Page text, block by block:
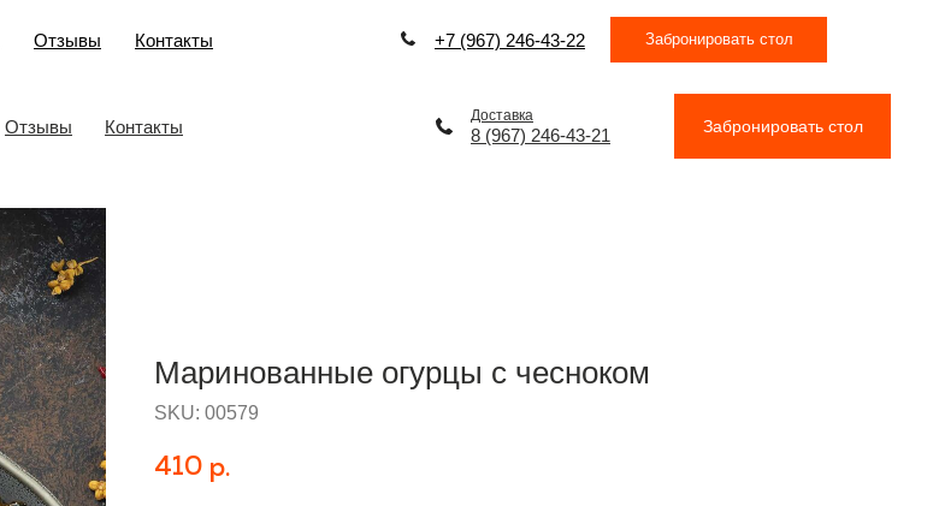
Контакты
Отзывы +7 (967) 246-43-22 Забронировать стол
Контакты
Отзывы 8 (967) 246-43-21 Забронировать стол
Доставка
Маринованные огурцы с чесноком
SKU: 00579
410 р.